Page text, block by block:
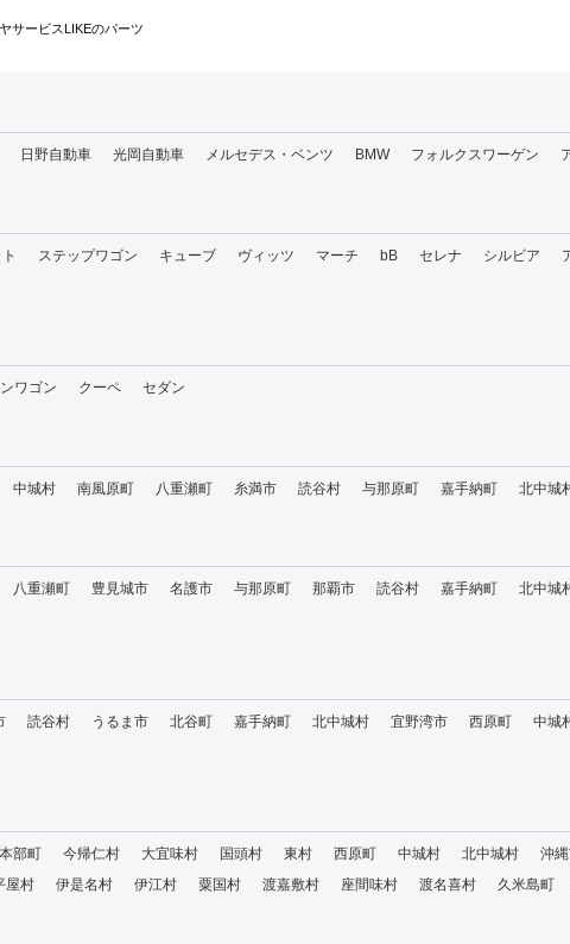
サービスLIKEのパーツ
日野自動車 光岡自動車 メルセデス・ベンツ BMW フォルクスワーゲン
ステップワゴン キューブ ヴィッツ マーチ bB セレナ シルビア
ワゴン クーペ セダン
中城村 南風原町 八重瀬町 糸満市 読谷村 与那原町 嘉手納町 北中城
八重瀬町 豊見城市 名護市 与那原町 那覇市 読谷村 嘉手納町 北中城
読谷村 うるま市 北谷町 嘉手納町 北中城村 宜野湾市 西原町 中城
本部町 今帰仁村 大宜味村 国頭村 東村 西原町 中城村 北中城村 沖
屋村 伊是名村 伊江村 粟国村 渡嘉敷村 座間味村 渡名喜村 久米島町